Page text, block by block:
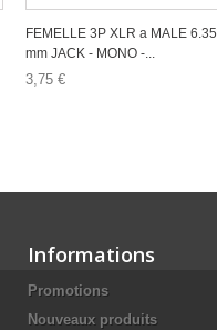
FEMELLE 3P XLR a MALE 6.35
mm JACK - MONO -...
3,75 €
Informations
Promotions
Nouveaux produits